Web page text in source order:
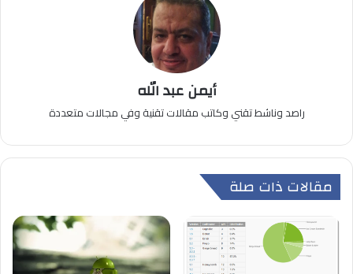
أيمن عبد الله
راصد وناشط تقني وكاتب مقالات تقنية وفي مجالات متعددة
مقالات ذات صلة